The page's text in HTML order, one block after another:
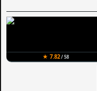
★ 7.82/ 58